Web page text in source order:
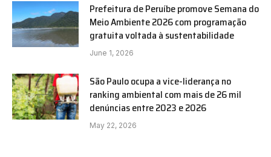
Prefeitura de Peruíbe promove Semana do
Meio Ambiente 2026 com programação
gratuita voltada à sustentabilidade
June 1, 2026
São Paulo ocupa a vice-liderança no
ranking ambiental com mais de 26 mil
denúncias entre 2023 e 2026
May 22, 2026